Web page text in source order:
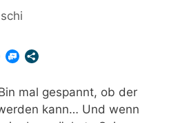
mal gespannt, ob der
kann… Und wenn